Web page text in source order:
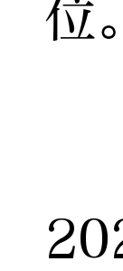
位。